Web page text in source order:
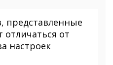
представленные
отличаться от
настроек